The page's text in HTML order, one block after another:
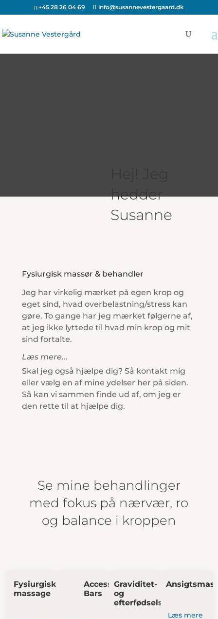
+45 28 26 04 69 info@susannevestergaard.dk
hedder
Susanne
Fysiurgisk massør & behandler
Jeg har virkelig mærket på egen krop og
eget sind, hvad overbelastning/stress kan
gøre. To gange har jeg mærket følgerne af,
at jeg ikke lyttede til hvad min krop og mit
sind fortalte.
Læs mere...
Skal jeg også hjælpe dig? Så kontakt mig
eller vælg en af mine ydelser her på siden.
Så kan vi sammen finde ud af, om jeg er
den rette til at hjælpe dig.
Se mine behandlinger
med fokus på nærvær, ro
og balance i kroppen
Fysiurgisk
massage
Access
Bars
Graviditet-
og
efterfødselsmassage
Læs mere